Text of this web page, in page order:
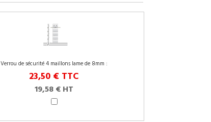
Verrou de sécurité 4 maillons lame de 8mm :
23,50 € TTC
19,58 € HT